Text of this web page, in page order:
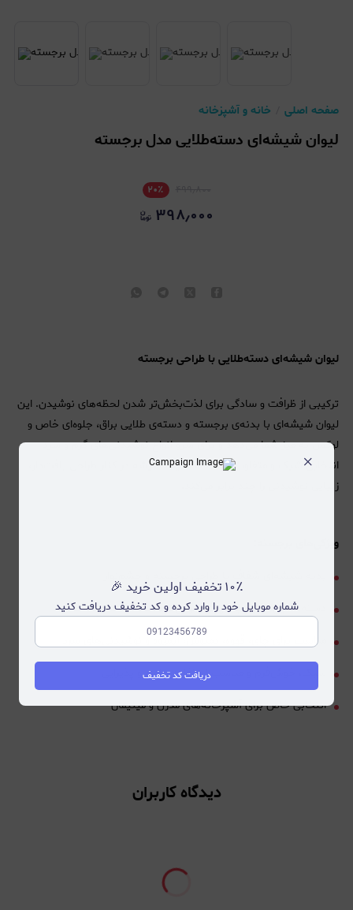
صفحه اصلی خانه و آشپزخانه
لیوان شیشه‌ای دسته‌طلایی مدل برجسته
۲۰٪
۳۹۸٫۰۰۰
لیوان شیشه‌ای دسته‌طلایی با طراحی برجسته
ترکیبی از ظرافت و سادگی برای لذت‌بخش‌تر شدن لحظه‌های نوشیدن. این
لیوان شیشه‌ای با بدنه‌ی برجسته و دسته‌ی طلایی براق، جلوه‌ای خاص و
لوکس به میز شما می‌دهد و برای سرو انواع نوشیدنی‌های گرم و سرد
انتخابی شیک و متفاوت است. شفافیت شیشه در کنار طراحی بافت‌دار،
زیبایی نوشیدنی را چند برابر می‌کند.
ویژگی‌های برجسته:
دسته طلایی مقاوم با طراحی خوش‌دست
مناسب برای چای، قهوه، دمنوش، آبمیوه و نوشیدنی‌های سرد
سبک، خوش‌فرم و مناسب استفاده روزمره و پذیرایی
انتخابی خاص برای آشپزخانه‌های مدرن و مینیمال
دیدگاه کاربران
×
۱۰٪ تخفیف اولین خرید 🎉
شماره موبایل خود را وارد کرده و کد تخفیف دریافت کنید
دریافت کد تخفیف